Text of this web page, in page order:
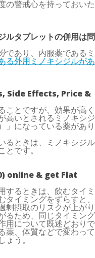
の警戒心を持っておいた
ルタブレットの併用は問
であり、内服薬であるミ
る外用ミノキシジルがあ
Side Effects, Price &
ことですが、効果が高く
高いとされるミノキシジ
」になっている薬があり
るときは、ミノキシジル
とです。
online & get Flat
するときは、飲むタイミ
イミングをずらすと、
剰摂取のリスクが上がり
るため、同じタイミング
用について既述どおりで
薬、体質などで変わって
う。